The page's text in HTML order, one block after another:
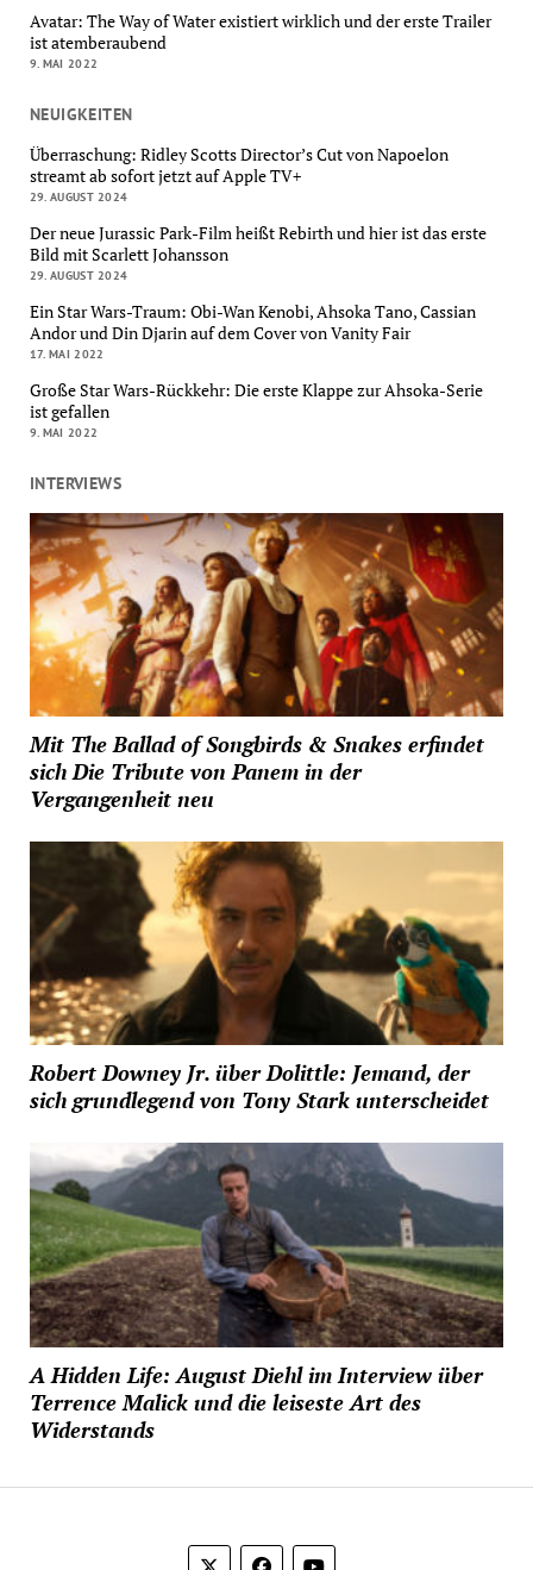
Avatar: The Way of Water existiert wirklich und der erste Trailer
ist atemberaubend
9. MAI 2022
NEUIGKEITEN
Überraschung: Ridley Scotts Director’s Cut von Napoelon
streamt ab sofort jetzt auf Apple TV+
29. AUGUST 2024
Der neue Jurassic Park-Film heißt Rebirth und hier ist das erste
Bild mit Scarlett Johansson
29. AUGUST 2024
Ein Star Wars-Traum: Obi-Wan Kenobi, Ahsoka Tano, Cassian
Andor und Din Djarin auf dem Cover von Vanity Fair
17. MAI 2022
Große Star Wars-Rückkehr: Die erste Klappe zur Ahsoka-Serie
ist gefallen
9. MAI 2022
INTERVIEWS
Mit The Ballad of Songbirds & Snakes erfindet
sich Die Tribute von Panem in der
Vergangenheit neu
Robert Downey Jr. über Dolittle: Jemand, der
sich grundlegend von Tony Stark unterscheidet
A Hidden Life: August Diehl im Interview über
Terrence Malick und die leiseste Art des
Widerstands